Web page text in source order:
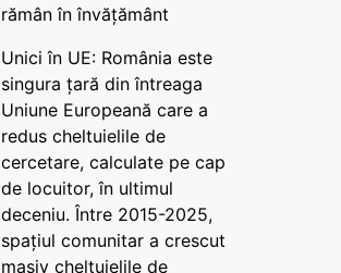
rămân în învățământ
Unici în UE: România este
singura țară din întreaga
Uniune Europeană care a
redus cheltuielile de
cercetare, calculate pe cap
de locuitor, în ultimul
deceniu. Între 2015-2025,
spațiul comunitar a crescut
masiv cheltuielile de